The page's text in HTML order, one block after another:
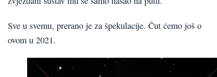
Sve u svemu, prerano je za špekulacije. Čut ćemo još o
ovom u 2021.